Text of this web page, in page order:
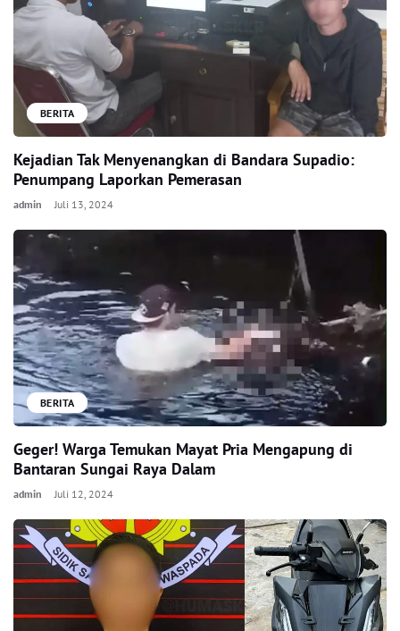
BERITA
Kejadian Tak Menyenangkan di Bandara Supadio:
Penumpang Laporkan Pemerasan
admin Juli 13, 2024
BERITA
Geger! Warga Temukan Mayat Pria Mengapung di
Bantaran Sungai Raya Dalam
admin Juli 12, 2024